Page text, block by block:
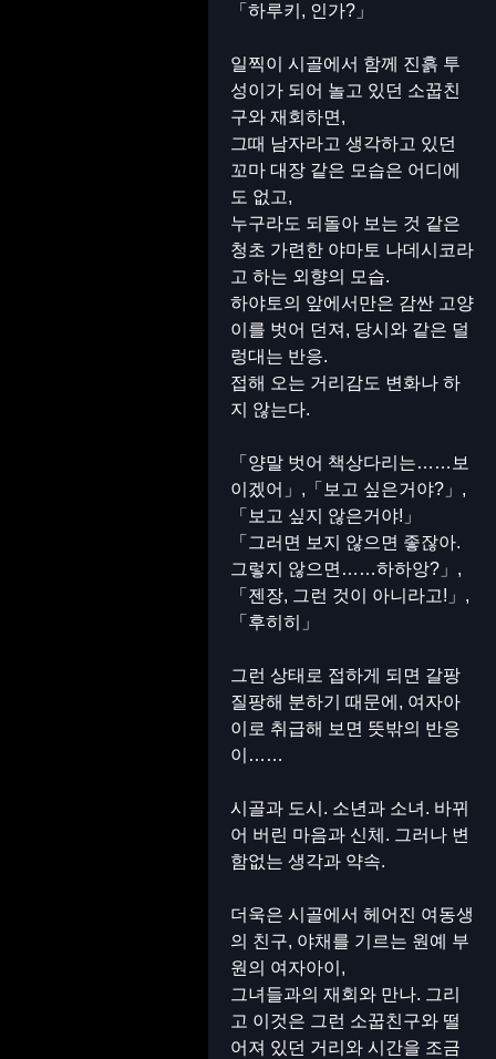
「하루키, 인가?」
일찍이 시골에서 함께 진흙 투
성이가 되어 놀고 있던 소꿉친
구와 재회하면,
그때 남자라고 생각하고 있던
꼬마 대장 같은 모습은 어디에
도 없고,
누구라도 되돌아 보는 것 같은
청초 가련한 야마토 나데시코라
고 하는 외향의 모습.
하야토의 앞에서만은 감싼 고양
이를 벗어 던져, 당시와 같은 덜
렁대는 반응.
접해 오는 거리감도 변화나 하
지 않는다.
「양말 벗어 책상다리는……보
이겠어」,「보고 싶은거야?」,
「보고 싶지 않은거야!」
「그러면 보지 않으면 좋잖아.
그렇지 않으면……하하앙?」,
「젠장, 그런 것이 아니라고!」,
「후히히」
그런 상태로 접하게 되면 갈팡
질팡해 분하기 때문에, 여자아
이로 취급해 보면 뜻밖의 반응
이……
시골과 도시. 소년과 소녀. 바뀌
어 버린 마음과 신체. 그러나 변
함없는 생각과 약속.
더욱은 시골에서 헤어진 여동생
의 친구, 야채를 기르는 원예 부
원의 여자아이,
그녀들과의 재회와 만나. 그리
고 이것은 그런 소꿉친구와 떨
어져 있던 거리와 시간을 조금